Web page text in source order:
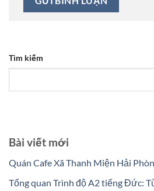
Tìm kiếm
Bài viết mới
Quán Cafe Xã Thanh Miện Hải
Tổng quan Trình độ A2 tiếng Đức: